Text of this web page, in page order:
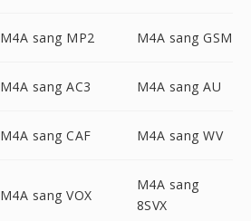
M4A sang MP2 M4A sang GSM
M4A sang AC3 M4A sang AU
M4A sang CAF M4A sang WV
M4A sang VOX
M4A sang
8SVX